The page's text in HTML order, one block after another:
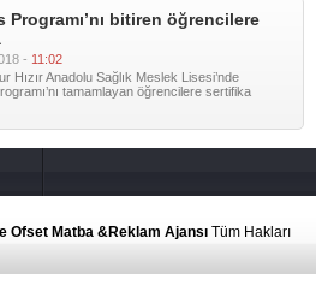
Programı’nı bitiren öğrencilere
- 11:02
Hızır Anadolu Sağlık Meslek Lisesi’nde
tamamlayan öğrencilere sertifika
Ofset Matba &Reklam Ajansı Tüm Hakları